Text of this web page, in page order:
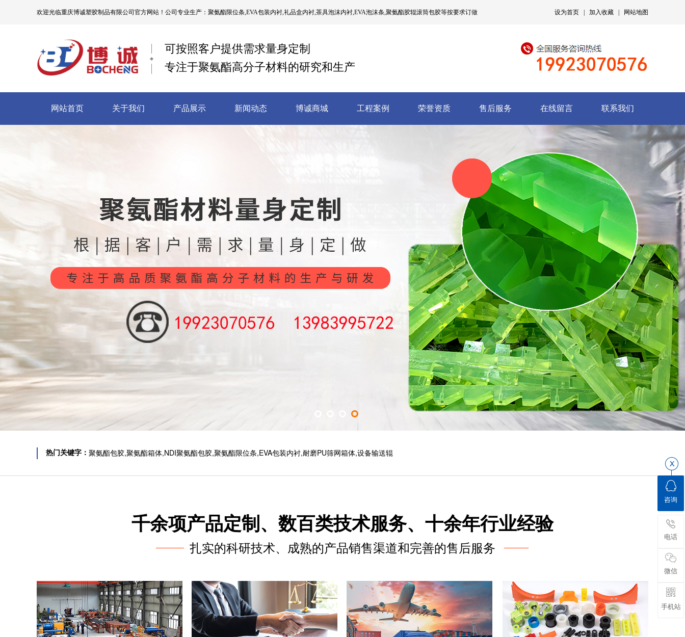
欢迎光临重庆博诚塑胶制品有限公司 官方网站！公司专业生产：聚氨酯限位条,EVA包装内衬,礼品盒内衬,茶具泡沫内衬,EVA泡沫条,聚氨酯胶辊滚筒包胶等按要求订做 设为首页 加入收藏 网站地图
可按照客户提供需求量身定制
专注于聚氨酯高分子材料的研究和生产
网站首页 关于我们 产品展示 新闻动态 博诚商城 工程案例 荣誉资质 售后服务 在线留言 联系我们
热门关键字： 聚氨酯包胶,聚氨酯箱体,NDI聚氨酯包胶,聚氨酯限位条,EVA包装内衬,耐磨PU筛网箱体,设备输送辊
千余项产品定制、数百类技术服务、十余年行业经验
扎实的科研技术、成熟的产品销售渠道和完善的售后服务
咨询
电话
微信
手机站